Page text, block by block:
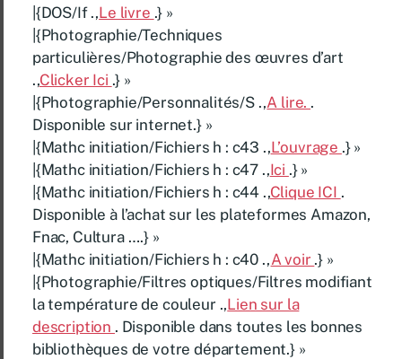
|{DOS/If .,Le livre .} »
|{Photographie/Techniques
particulières/Photographie des œuvres d’art
.,Clicker Ici .} »
|{Photographie/Personnalités/S .,A lire. .
Disponible sur internet.} »
|{Mathc initiation/Fichiers h : c43 .,L’ouvrage .} »
|{Mathc initiation/Fichiers h : c47 .,Ici .} »
|{Mathc initiation/Fichiers h : c44 .,Clique ICI .
Disponible à l’achat sur les plateformes Amazon,
Fnac, Cultura ….} »
|{Mathc initiation/Fichiers h : c40 .,A voir .} »
|{Photographie/Filtres optiques/Filtres modifiant
la température de couleur .,Lien sur la
description . Disponible dans toutes les bonnes
bibliothèques de votre département.} »